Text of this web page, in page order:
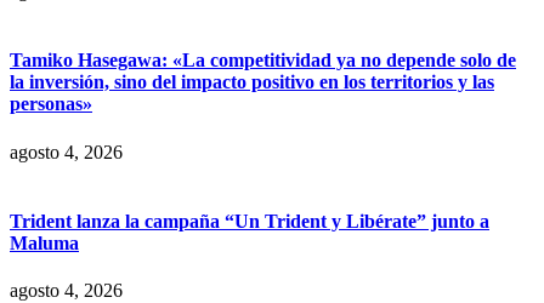
Tamiko Hasegawa: «La competitividad ya no depende solo de
la inversión, sino del impacto positivo en los territorios y las
personas»
agosto 4, 2026
Trident lanza la campaña “Un Trident y Libérate” junto a
Maluma
agosto 4, 2026